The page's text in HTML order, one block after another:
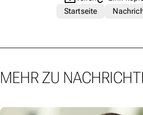
Startseite
MEHR ZU